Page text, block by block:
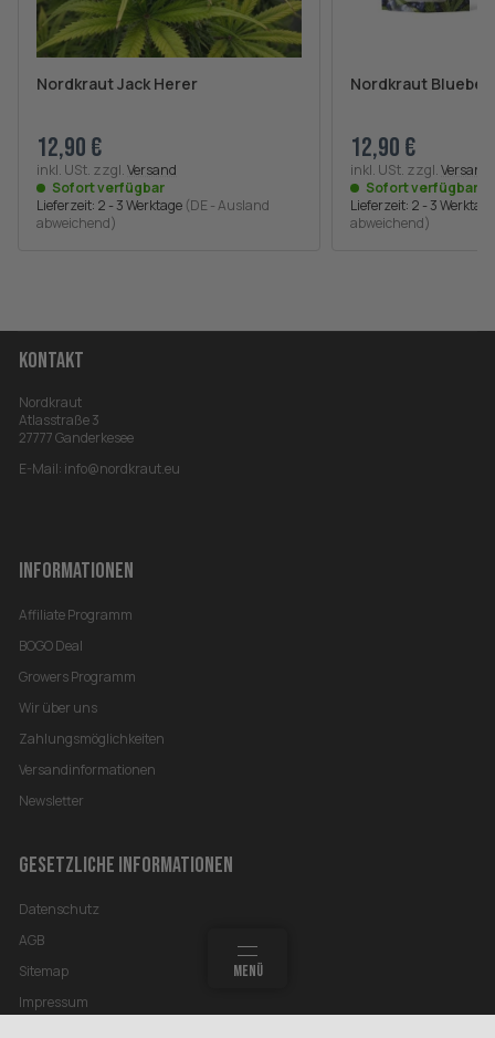
Nordkraut Jack Herer
12,90 €
inkl. USt. zzgl.Versand
Sofort verfügbar
Lieferzeit: 2 - 3 Werktage (DE - Ausland
abweichend)
Nordkraut
12,90 €
inkl. USt. zzgl.Versand
Sofort verfügbar
Lieferzeit: 2 - 3
abweichend)
KONTAKT
Nordkraut
Atlasstraße 3
27777 Ganderkesee
E-Mail: info@nordkraut.eu
INFORMATIONEN
Affiliate Programm
BOGO Deal
Growers Programm
Wir über uns
Zahlungsmöglichkeiten
Versandinformationen
Newsletter
GESETZLICHE INFORMATIONEN
Datenschutz
AGB
Sitemap
Impressum
MENÜ